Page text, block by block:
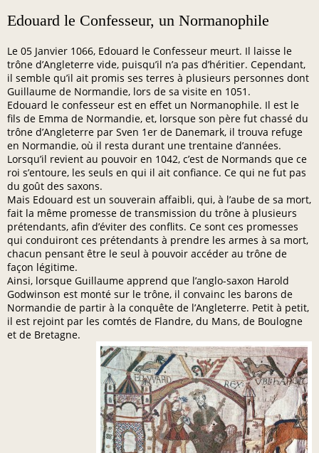
Edouard le Confesseur, un Normanophile
Le 05 Janvier 1066, Edouard le Confesseur meurt. Il laisse le
trône d’Angleterre vide, puisqu’il n’a pas d’héritier. Cependant,
il semble qu’il ait promis ses terres à plusieurs personnes dont
Guillaume de Normandie, lors de sa visite en 1051.
Edouard le confesseur est en effet un Normanophile. Il est le
fils de Emma de Normandie, et, lorsque son père fut chassé du
trône d’Angleterre par Sven 1er de Danemark, il trouva refuge
en Normandie, où il resta durant une trentaine d’années.
Lorsqu’il revient au pouvoir en 1042, c’est de Normands que ce
roi s’entoure, les seuls en qui il ait confiance. Ce qui ne fut pas
du goût des saxons.
Mais Edouard est un souverain affaibli, qui, à l’aube de sa mort,
fait la même promesse de transmission du trône à plusieurs
prétendants, afin d’éviter des conflits. Ce sont ces promesses
qui conduiront ces prétendants à prendre les armes à sa mort,
chacun pensant être le seul à pouvoir accéder au trône de
façon légitime.
Ainsi, lorsque Guillaume apprend que l’anglo-saxon Harold
Godwinson est monté sur le trône, il convainc les barons de
Normandie de partir à la conquête de l’Angleterre. Petit à petit,
il est rejoint par les comtés de Flandre, du Mans, de Boulogne
et de Bretagne.